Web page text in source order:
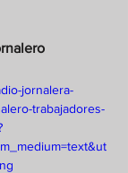
jornalera-
trabajadores-